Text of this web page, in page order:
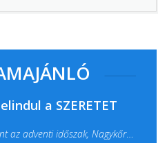
a SZERETET
az adventi időszak, Nagykőrös